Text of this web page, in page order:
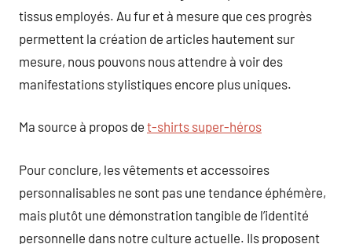
tissus employés. Au fur et à mesure que ces progrès
permettent la création de articles hautement sur
mesure, nous pouvons nous attendre à voir des
manifestations stylistiques encore plus uniques.
Ma source à propos de t-shirts super-héros
Pour conclure, les vêtements et accessoires
personnalisables ne sont pas une tendance éphémère,
mais plutôt une démonstration tangible de l’identité
personnelle dans notre culture actuelle. Ils proposent